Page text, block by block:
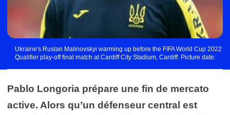
Ukraine's Ruslan Malinovskyi warming up before the FIFA World Cup 2022
Qualifier play-off final match at Cardiff City Stadium, Cardiff. Picture date:
Pablo Longoria prépare une fin de mercato
active. Alors qu’un défenseur central est